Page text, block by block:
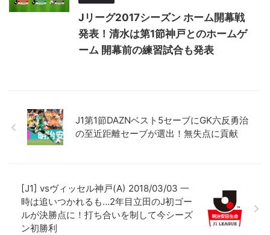
Jリーグ2017シーズン ホーム開幕戦
発表！清水は第1節神戸とのホームゲ
ーム 開幕前の練習試合も発表
J1第1節DAZNベスト5セーブにGK六反勇治
の至近距離セーブが選出！無失点に貢献
[J1] vsヴィッセル神戸(A) 2018/03/03 一
時は追いつかれるも…2年目立田のJ初ゴー
ルが決勝点に！打ち合いを制して今シーズ
ン初勝利